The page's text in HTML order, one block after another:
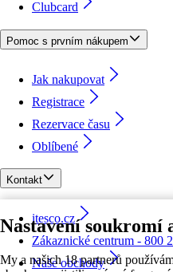
Nastavení soukromí
My a našich 18 partnerů
Clubcard
Pomoc s prvním nákupem
Jak nakupovat
Registrace
Rezervace času
Oblíbené
Kontakt
itesco.cz
Zákaznické centrum - 800
Naše obchody